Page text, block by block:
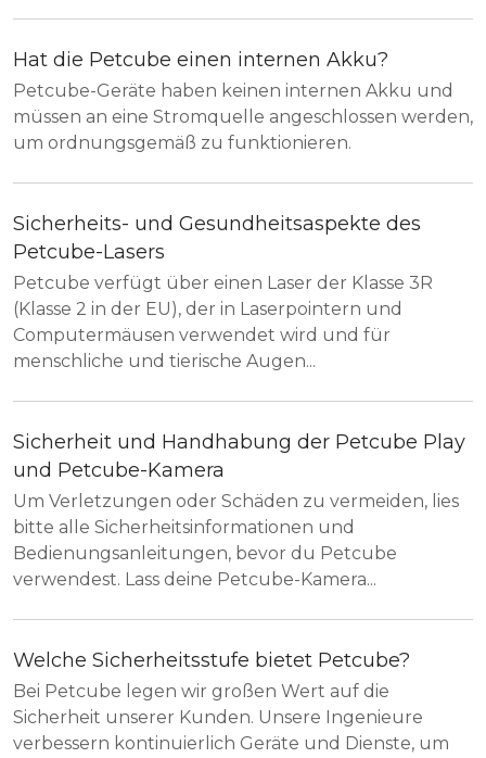
Hat die Petcube einen internen Akku?
Petcube-Geräte haben keinen internen Akku und
müssen an eine Stromquelle angeschlossen werden,
um ordnungsgemäß zu funktionieren.
Sicherheits- und Gesundheitsaspekte des
Petcube-Lasers
Petcube verfügt über einen Laser der Klasse 3R
(Klasse 2 in der EU), der in Laserpointern und
Computermäusen verwendet wird und für
menschliche und tierische Augen...
Sicherheit und Handhabung der Petcube Play
und Petcube-Kamera
Um Verletzungen oder Schäden zu vermeiden, lies
bitte alle Sicherheitsinformationen und
Bedienungsanleitungen, bevor du Petcube
verwendest. Lass deine Petcube-Kamera...
Welche Sicherheitsstufe bietet Petcube?
Bei Petcube legen wir großen Wert auf die
Sicherheit unserer Kunden. Unsere Ingenieure
verbessern kontinuierlich Geräte und Dienste, um